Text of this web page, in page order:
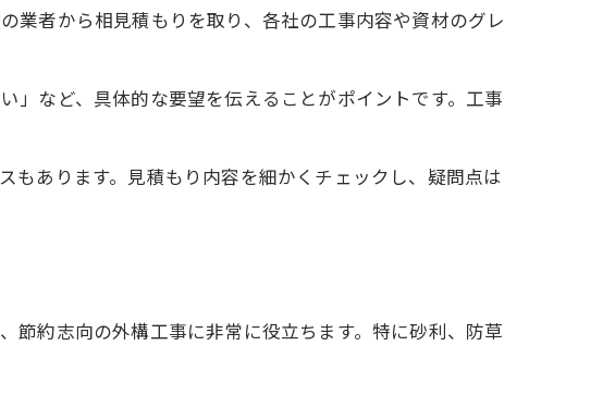
工事方法
業者から相見積もりを取り、各社の工事内容や資材のグレ
」など、具体的な要望を伝えることがポイントです。工事
もあります。見積もり内容を細かくチェックし、疑問点は
節約志向の外構工事に非常に役立ちます。特に砂利、防草